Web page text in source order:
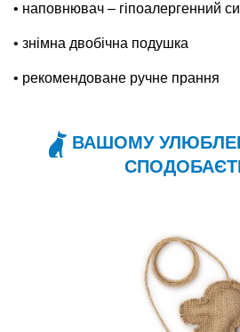
• наповнювач – гіпоалергенний
• знімна двобічна подушка
• рекомендоване ручне прання
ВАШОМУ